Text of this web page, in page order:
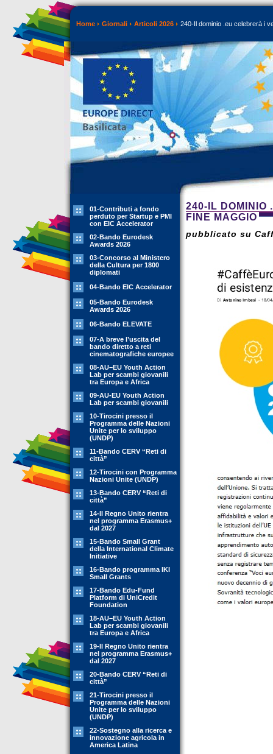
Home Giornali Articoli 2026 240-Il dominio .eu celebrerà i
01-Contributi a fondo
perduto per Startup e PMI
con EIC Accelerator
02-Bando Eurodesk
Awards 2026
03-Concorso al Ministero
della Cultura per 1800
diplomati
04-Bando EIC Accelerator
05-Bando Eurodesk
Awards 2026
06-Bando ELEVATE
07-A breve l’uscita del
bando diretto a reti
cinematografiche europee
08-AU–EU Youth Action
Lab per scambi giovanili
tra Europa e Africa
09-AU-EU Youth Action
Lab per scambi giovanili
10-Tirocini presso il
Programma delle Nazioni
Unite per lo sviluppo
(UNDP)
11-Bando CERV “Reti di
città”
12-Tirocini con Programma
Nazioni Unite (UNDP)
13-Bando CERV “Reti di
città”
14-Il Regno Unito rientra
nel programma Erasmus+
dal 2027
15-Bando Small Grant
della International Climate
Initiative
16-Bando programma IKI
Small Grants
17-Bando Edu-Fund
Platform di UniCredit
Foundation
18-AU–EU Youth Action
Lab per scambi giovanili
tra Europa e Africa
19-Il Regno Unito rientra
nel programma Erasmus+
dal 2027
20-Bando CERV “Reti di
città”
21-Tirocini presso il
Programma delle Nazioni
Unite per lo sviluppo
(UNDP)
22-Sostegno alla ricerca e
innovazione agricola in
America Latina
240-IL DOMINIO
FINE MAGGIO
pubblicato su